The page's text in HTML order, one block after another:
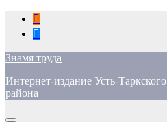
Перейти
содержимому
Знамя труда
Интернет-издание Усть-Таркского
района